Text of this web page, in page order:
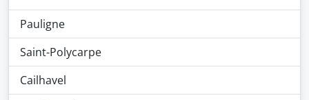
Pauligne
Saint-Polycarpe
Cailhavel